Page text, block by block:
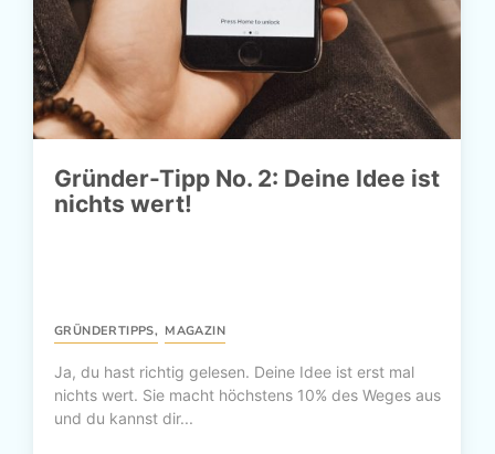
Gründer-Tipp No. 2: Deine Idee ist
nichts wert!
GRÜNDERTIPPS, MAGAZIN
Ja, du hast richtig gelesen. Deine Idee ist erst mal
nichts wert. Sie macht höchstens 10% des Weges aus
und du kannst dir...